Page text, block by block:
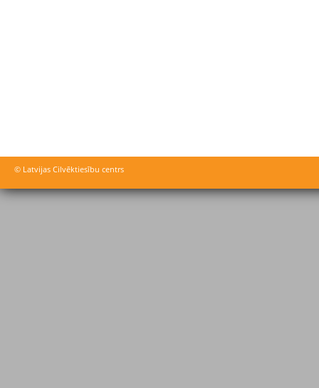
© Latvijas Cilvēktiesību centrs